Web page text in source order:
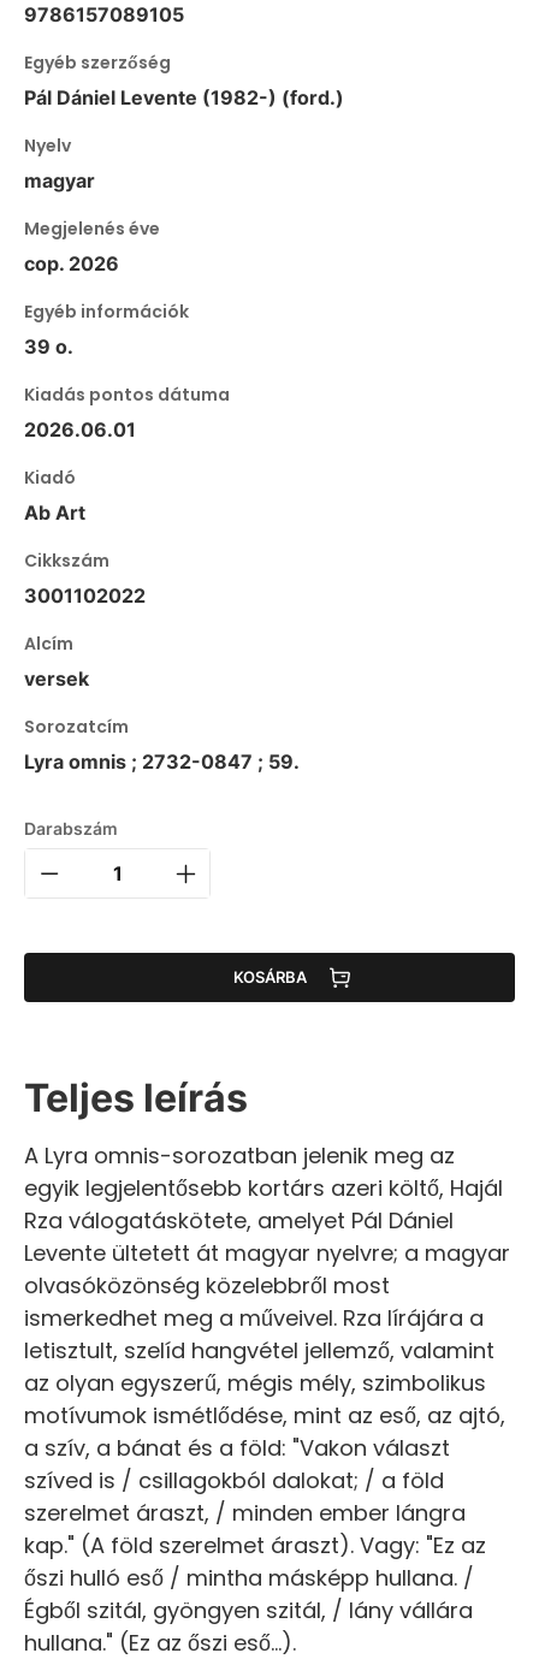
9786157089105
Egyéb szerzőség
Pál Dániel Levente (1982-) (ford.)
Nyelv
magyar
Megjelenés éve
cop. 2026
Egyéb információk
39 o.
Kiadás pontos dátuma
2026.06.01
Kiadó
Ab Art
Cikkszám
3001102022
Alcím
versek
Sorozatcím
Lyra omnis ; 2732-0847 ; 59.
Darabszám
KOSÁRBA
Teljes leírás
A Lyra omnis-sorozatban jelenik meg az
egyik legjelentősebb kortárs azeri költő, Hajál
Rza válogatáskötete, amelyet Pál Dániel
Levente ültetett át magyar nyelvre; a magyar
olvasóközönség közelebbről most
ismerkedhet meg a műveivel. Rza lírájára a
letisztult, szelíd hangvétel jellemző, valamint
az olyan egyszerű, mégis mély, szimbolikus
motívumok ismétlődése, mint az eső, az ajtó,
a szív, a bánat és a föld: "Vakon választ
szíved is / csillagokból dalokat; / a föld
szerelmet áraszt, / minden ember lángra
kap." (A föld szerelmet áraszt). Vagy: "Ez az
őszi hulló eső / mintha másképp hullana. /
Égből szitál, gyöngyen szitál, / lány vállára
hullana." (Ez az őszi eső...).